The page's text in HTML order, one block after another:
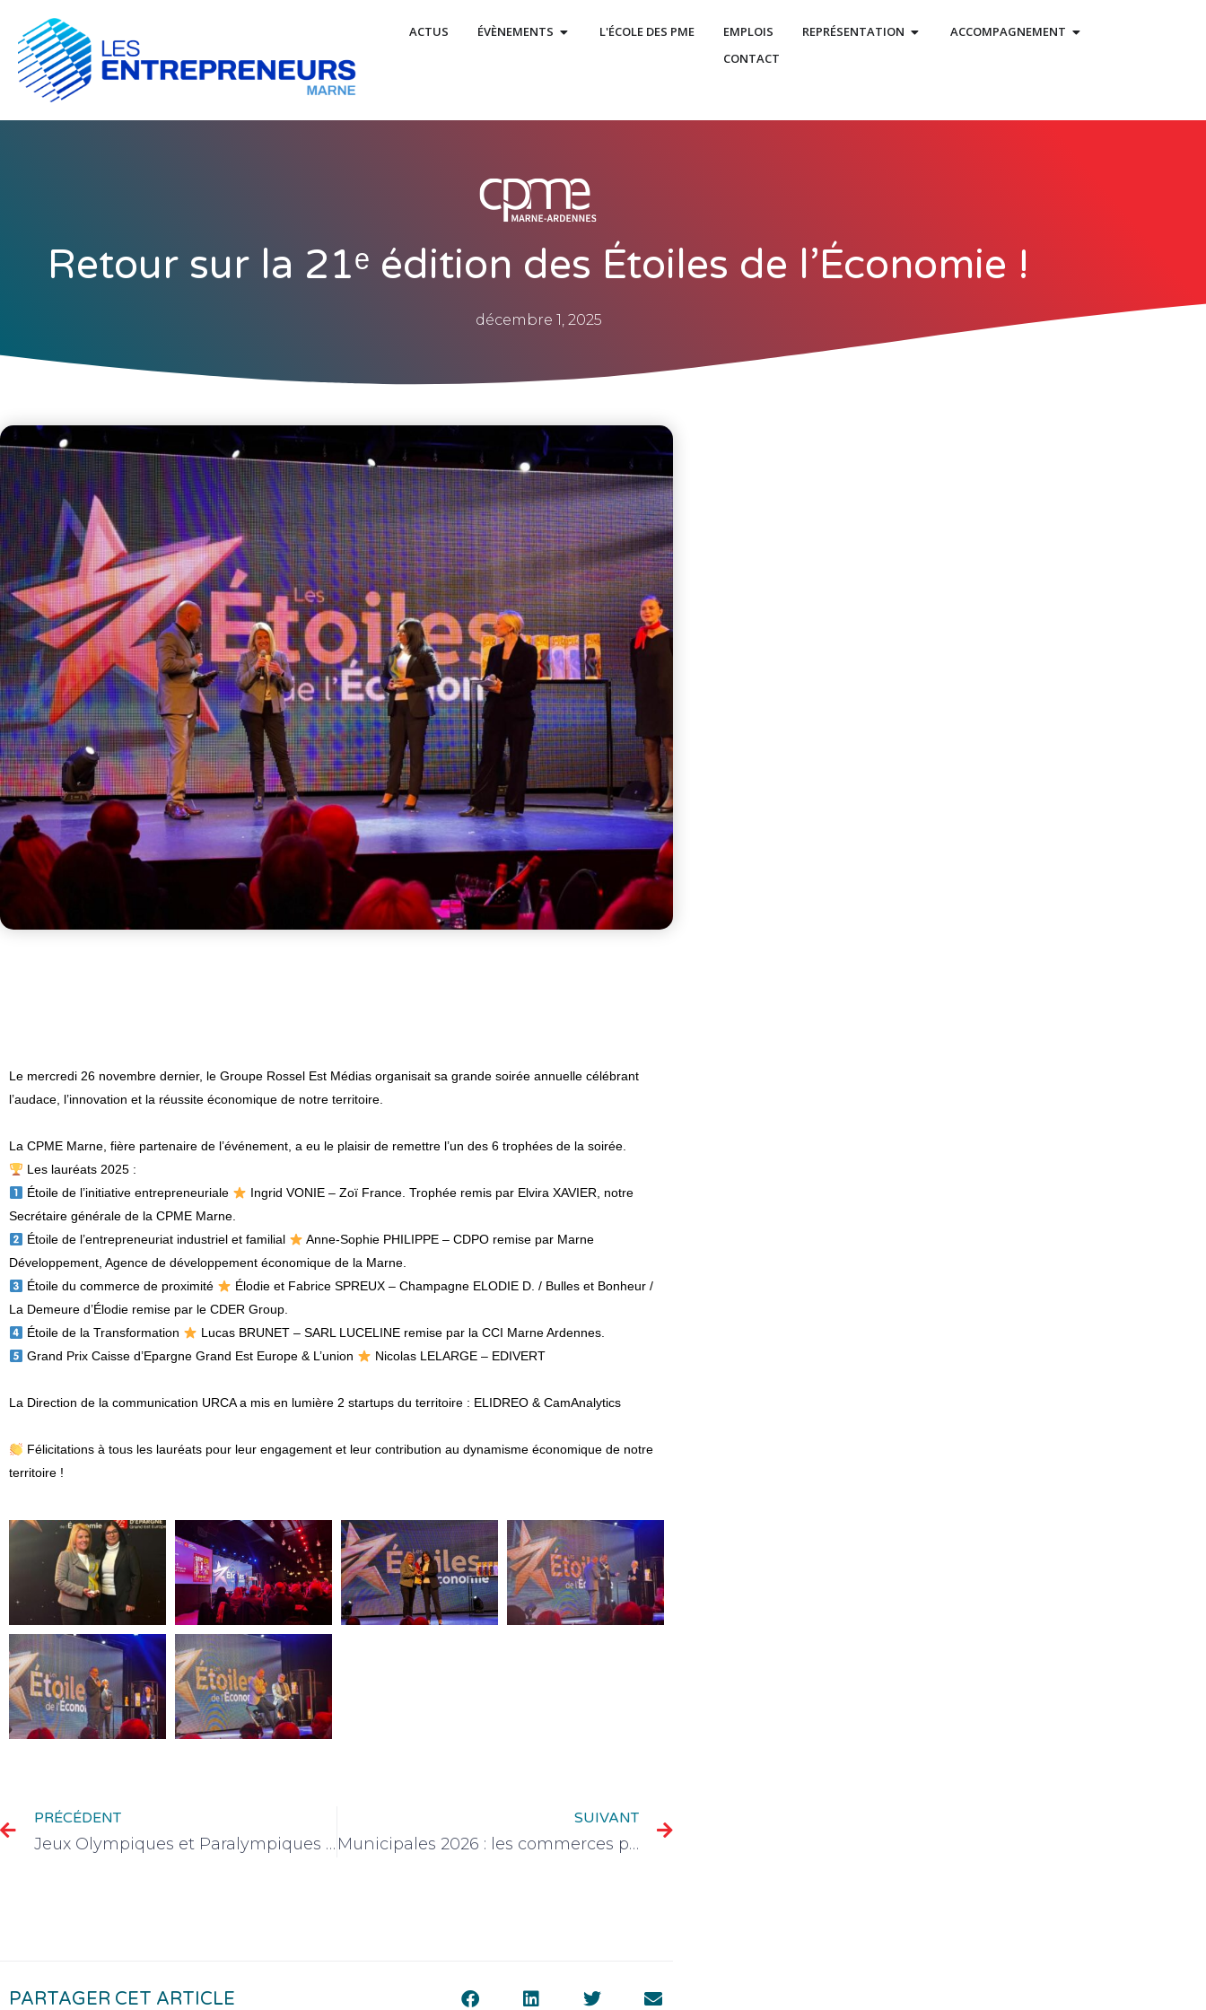
ACTUS ÉVÈNEMENTS L'ÉCOLE DES PME EMPLOIS REPRÉSENTATION
ACCOMPAGNEMENT
CONTACT
Retour sur la 21ᵉ édition des Étoiles de l’Économie !
décembre 1, 2025
Le mercredi 26 novembre dernier, le Groupe Rossel Est Médias organisait sa grande soirée annuelle célébrant
l’audace, l’innovation et la réussite économique de notre territoire.
La CPME Marne, fière partenaire de l’événement, a eu le plaisir de remettre l’un des 6 trophées de la soirée.
Les lauréats 2025 :
Étoile de l’initiative entrepreneuriale
Ingrid VONIE – Zoï France. Trophée remis par Elvira XAVIER, notre
Secrétaire générale de la CPME Marne.
Étoile de l’entrepreneuriat industriel et familial
Anne-Sophie PHILIPPE – CDPO remise par Marne
Développement, Agence de développement économique de la Marne.
Étoile du commerce de proximité
Élodie et Fabrice SPREUX – Champagne ELODIE D. / Bulles et Bonheur /
La Demeure d’Élodie remise par le CDER Group.
Étoile de la Transformation
Lucas BRUNET – SARL LUCELINE remise par la CCI Marne Ardennes.
Grand Prix Caisse d’Epargne Grand Est Europe & L’union Nicolas LELARGE – EDIVERT
La Direction de la communication URCA a mis en lumière 2 startups du territoire : ELIDREO & CamAnalytics
Félicitations à tous les lauréats pour leur engagement et leur contribution au dynamisme économique de notre
territoire !
PRÉCÉDENT
Jeux Olympiques et Paralympiques Alpes Françaises 2030 : une Charte pour des jeux exemplaires
SUIVANT
Municipales 2026 : les commerces peuvent s’inscrire pour voter dans leur commune d’activité !
PARTAGER CET ARTICLE